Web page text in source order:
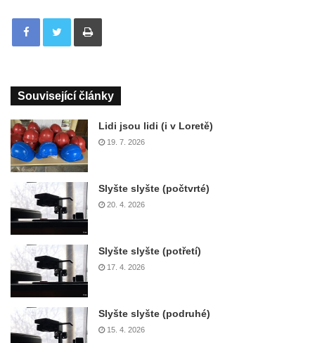
Tisknout
Související články
Lidi jsou lidi (i v Loretě)
19. 7. 2026
Slyšte slyšte (počtvrté)
20. 4. 2026
Slyšte slyšte (potřetí)
17. 4. 2026
Slyšte slyšte (podruhé)
15. 4. 2026